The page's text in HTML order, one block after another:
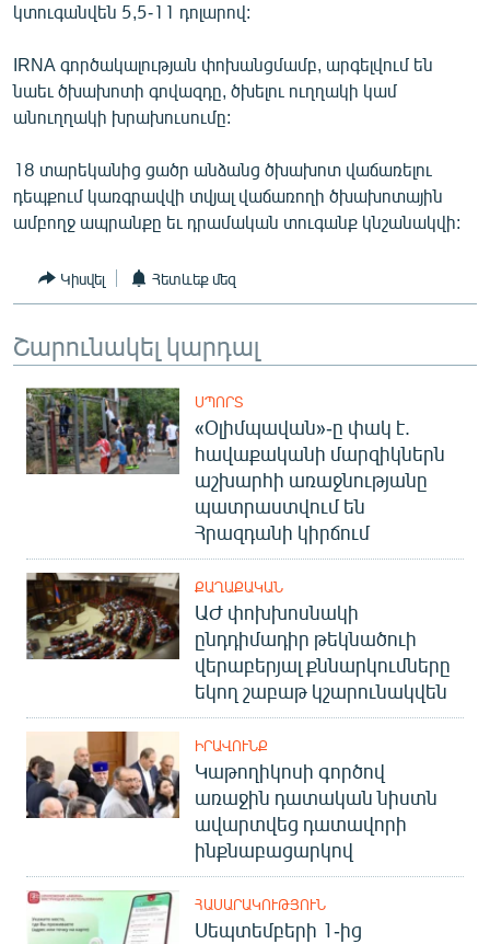
ՄՇԱԿՈՒՅԹ
ՍՊՈՐՏ
ՄԵԿՆԱԲԱՆՈՒԹՅՈՒՆ
ԿՈՐՈՆԱՎԻՐՈՒՍ
ԱՐԽԻՎ
ՁԳՏԵԼՈՎ ԼԱՎԱԳՈՒՅՆԻՆ
Հայերեն
English
ՀԵՏԵՎԵՔ ՄԵԶ
«Ազատության» բոլոր կայքերը
կտուգանվեն 5,5-11 դոլարով:
IRNA գործակալության փոխանցմամբ, արգելվում են
նաեւ ծխախոտի գովազդը, ծխելու ուղղակի կամ
անուղղակի խրախուսումը:
18 տարեկանից ցածր անձանց ծխախոտ վաճառելու
դեպքում կառգրավվի տվյալ վաճառողի ծխախոտային
ամբողջ ապրանքը եւ դրամական տուգանք կնշանակվի:
Կիսվել Հետևեք մեզ
Շարունակել կարդալ
ՍՊՈՐՏ
«Օլիմպավան»-ը փակ է.
հավաքականի մարզիկներն
աշխարհի առաջնությանը
պատրաստվում են
Հրազդանի կիրճում
ՔԱՂԱՔԱԿԱՆ
ԱԺ փոխխոսնակի
ընդդիմադիր թեկնածուի
վերաբերյալ քննարկումները
եկող շաբաթ կշարունակվեն
ԻՐԱՎՈՒՆՔ
Կաթողիկոսի գործով
առաջին դատական նիստն
ավարտվեց դատավորի
ինքնաբացարկով
ՀԱՍԱՐԱԿՈՒԹՅՈՒՆ
Սեպտեմբերի 1-ից